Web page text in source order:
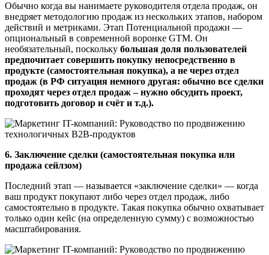
Обычно когда вы нанимаете руководителя отдела продаж, он
внедряет методологию продаж из нескольких этапов, набором
действий и метриками. Этап Потенциальной продажи —
опциональный в современной воронке GTM. Он
необязательный, поскольку большая доля пользователей
предпочитает совершить покупку непосредственно в
продукте (самостоятельная покупка), а не через отдел
продаж (в РФ ситуация немного другая: обычно все сделки
проходят через отдел продаж – нужно обсудить проект,
подготовить договор и счёт и т.д.).
6. Заключение сделки (самостоятельная покупка или
продажа сейлзом)
Последний этап — называется «заключение сделки» — когда
ваш продукт покупают либо через отдел продаж, либо
самостоятельно в продукте. Такая покупка обычно охватывает
только один кейс (на определенную сумму) с возможностью
масштабирования.